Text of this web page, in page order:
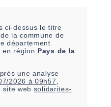
ci-dessus le titre
la commune de
département
, en région Pays de la
une analyse
2026 à 09h57
site web solidarites-